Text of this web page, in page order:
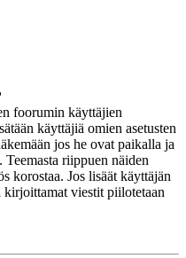
foorumin käyttäjien
käyttäjiä omien asetusten
jos he ovat paikalla ja
riippuen näiden
korostaa. Jos lisäät käyttäjän
viestit piilotetaan